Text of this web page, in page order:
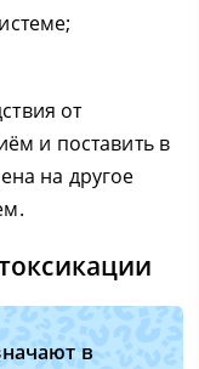
от
и поставить в
на другое
в